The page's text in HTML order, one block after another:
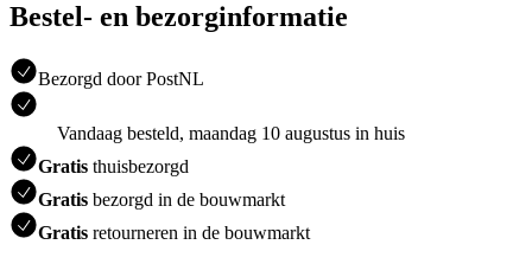
Bestel- en bezorginformatie
Bezorgd door PostNL
Vandaag besteld, maandag 10 augustus in huis
Gratis thuisbezorgd
Gratis bezorgd in de bouwmarkt
Gratis retourneren in de bouwmarkt